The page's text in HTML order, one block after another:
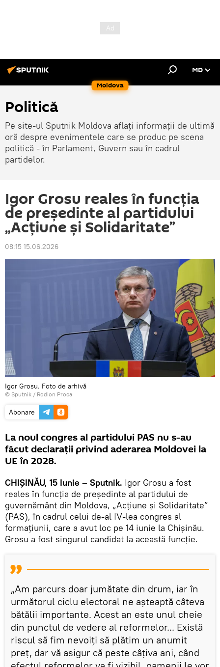
Moldova
MD
Politică
Pe site-ul Sputnik Moldova aflați informații de ultimă
oră despre evenimentele care se produc pe scena
politică - în Parlament, Guvern sau în cadrul
partidelor.
Igor Grosu reales în funcția
de președinte al partidului
„Acțiune și Solidaritate”
08:15 15.06.2026
Igor Grosu. Foto de arhivă
© Sputnik / Rodion Proca
Abonare
La noul congres al partidului PAS nu s-au
făcut declarații privind aderarea Moldovei la
UE în 2028.
CHIȘINĂU, 15 Iunie – Sputnik. Igor Grosu a fost
reales în funcția de președinte al partidului de
guvernământ din Moldova, „Acțiune și Solidaritate”
(PAS), în cadrul celui de-al IV-lea congres al
formațiunii, care a avut loc pe 14 iunie la Chișinău.
Grosu a fost singurul candidat la această funcție.
„Am parcurs doar jumătate din drum, iar în
următorul ciclu electoral ne așteaptă câteva
bătălii importante. Acest an este unul cheie
din punctul de vedere al reformelor... Există
riscul să fim nevoiți să plătim un anumit
preț, dar vă asigur că peste câțiva ani, când